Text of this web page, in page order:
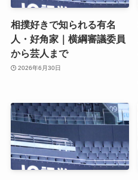
相撲好きで知られる有名
人・好角家｜横綱審議委員
から芸人まで
2026年6月30日